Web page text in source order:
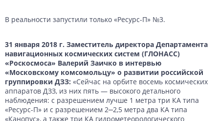
В реальности запустили только «Ресурс-П» №3.
31 января 2018 г. Заместитель директора Департамента
навигационных космических систем (ГЛОНАСС)
«Роскосмоса» Валерий Заичко в интервью
«Московскому комсомольцу» о развитии российской
группировки ДЗЗ: «Сейчас на орбите восемь космических
аппаратов ДЗЗ, из них пять — высокого детального
наблюдения: с разрешением лучше 1 метра три КА типа
«Ресурс-П» и с разрешением 2‒2,5 метра два КА типа
«Канопус», а также три КА гидрометеорологического